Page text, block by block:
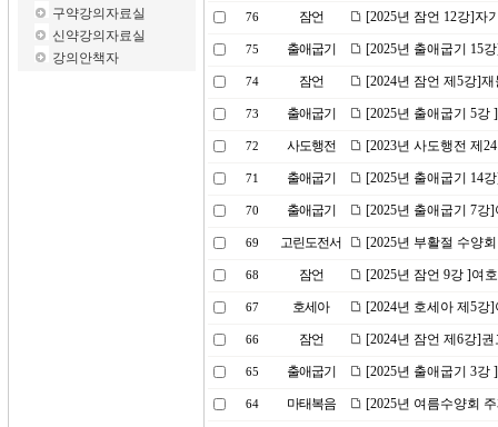
구약강의자료실
신약강의자료실
강의안책자
76 잠언 [2025년 잠언 12강]자
75 출애굽기 [2025년 출애굽기 15
74 잠언 [2024년 잠언 제5강]
73 출애굽기 [2025년 출애굽기 5
72 사도행전 [2023년 사도행전 제
71 출애굽기 [2025년 출애굽기 14
70 출애굽기 [2025년 출애굽기 7
69 고린도전서 [2025년 부활절 수양
68 잠언 [2025년 잠언 9강 ]여
67 호세아 [2024년 호세아 제5강
66 잠언 [2024년 잠언 제6강]
65 출애굽기 [2025년 출애굽기 3강
64 마태복음 [2025년 여름수양회